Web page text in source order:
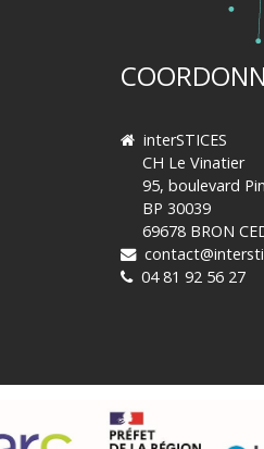
interSTICES
CH Le Vinatier
95, boulevard
BP 30039
69678 BRON
04 81 92 56 27